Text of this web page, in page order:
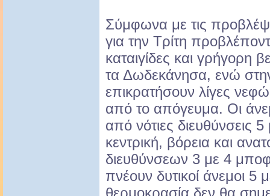
Σύμφωνα με τις
για την Τρίτη
καταιγίδες και γρήγορη
τα Δωδεκάνησα, ενώ
επικρατήσουν λίγες
από το απόγευμα. Οι
από νότιες διευθύνσεις
κεντρική, βόρεια και
διευθύνσεων 3 με 4
πνέουν δυτικοί άνεμοι
θερμοκρασία δεν θα